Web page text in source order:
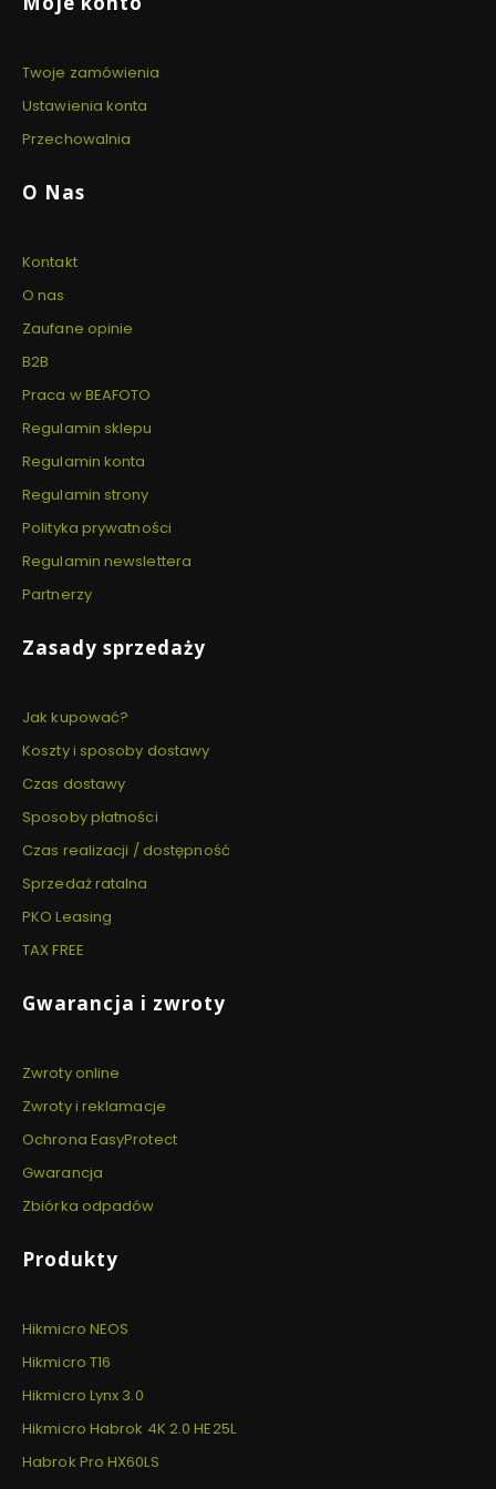
Twoje zamówienia
Ustawienia konta
Przechowalnia
O Nas
Kontakt
O nas
Zaufane opinie
B2B
Praca w BEAFOTO
Regulamin sklepu
Regulamin konta
Regulamin strony
Polityka prywatności
Regulamin newslettera
Partnerzy
Zasady sprzedaży
Jak kupować?
Koszty i sposoby dostawy
Czas dostawy
Sposoby płatności
Czas realizacji / dostępność
Sprzedaż ratalna
PKO Leasing
TAX FREE
Gwarancja i zwroty
Zwroty online
Zwroty i reklamacje
Ochrona EasyProtect
Gwarancja
Zbiórka odpadów
Produkty
Hikmicro NEOS
Hikmicro T16
Hikmicro Lynx 3.0
Hikmicro Habrok 4K 2.0 HE25L
Habrok Pro HX60LS